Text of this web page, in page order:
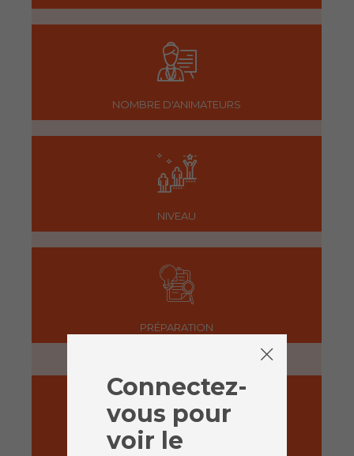
NOMBRE D'ANIMATEURS
NIVEAU
PRÉPARATION
Connectez-
vous pour
voir le